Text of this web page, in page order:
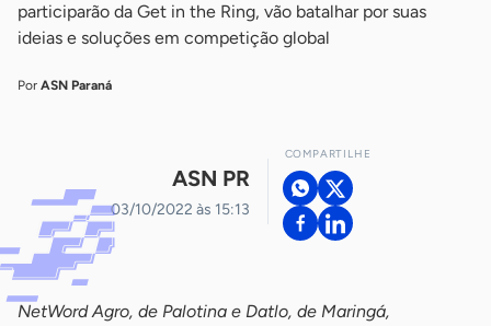
participarão da Get in the Ring, vão batalhar por suas
ideias e soluções em competição global
Por ASN Paraná
ASN PR
03/10/2022 às 15:13
COMPARTILHE
NetWord Agro, de Palotina e Datlo, de Maringá,